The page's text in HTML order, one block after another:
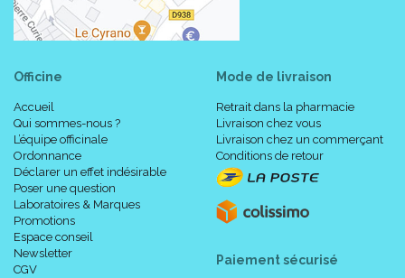
Officine
Accueil
Qui sommes-nous ?
L’équipe officinale
Ordonnance
Déclarer un effet indésirable
Poser une question
Laboratoires & Marques
Promotions
Espace conseil
Newsletter
CGV
Mode de livraison
Retrait dans la pharmacie
Livraison chez vous
Livraison chez un commerçant
Conditions de retour
Paiement sécurisé